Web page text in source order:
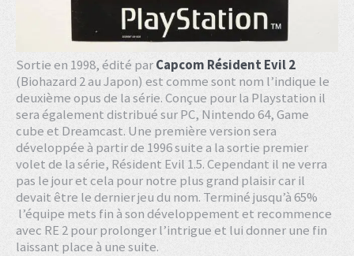
Sortie en 1998, édité parCapcom Résident Evil 2
(Biohazard 2 au Japon) est comme sont nom l’indique le
deuxième opus de la série. Conçue pour la Playstation il
sera également distribué sur PC, Nintendo 64, Game
cube et Dreamcast. Une première version sera
développée à partir de 1996 suite a la sortie premier
volet de la série, Résident Evil 1.5. Cependant il ne verra
pas le jour et cela pour notre plus grand plaisir car il
devait être le dernier jeu du nom. Terminé jusqu’à 65%
l’équipe mets fin à son développement et recommence
avec RE 2 pour prolonger l’intrigue et lui donner une fin
laissant place à une suite.